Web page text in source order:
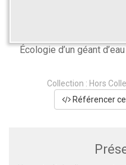
Écologie d’un géant
Collection : Hors
Référencer